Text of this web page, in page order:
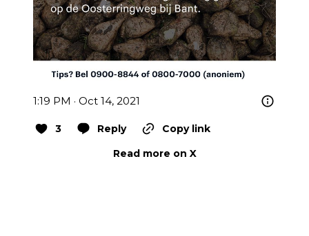
1:19 PM · Oct 14, 2021
3 Reply
Copy link
Read more on X